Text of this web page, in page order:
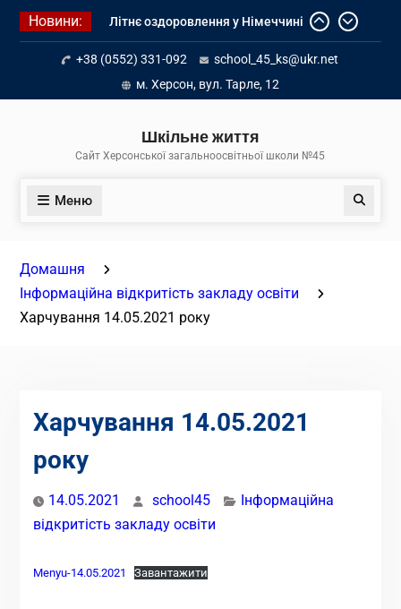
Перейти
Новини:
Літнє оздоровлення у Німеччині
Діалог з бізнесом
Інформація про вступ молоді з
тимчасово окупованих територій
до українських закладів освіти
+38 (0552) 331-092
school_45_ks@ukr.net
м. Херсон, вул. Тарле, 12
Шкільне життя
Сайт Херсонської загальноосвітньої школи №45
Меню Пошук
Домашня
Інформаційна відкритість закладу освіти
Харчування 14.05.2021 року
Харчування 14.05.2021
року
14.05.2021 school45
Інформаційна
відкритість закладу освіти
Menyu-14.05.2021 Завантажити